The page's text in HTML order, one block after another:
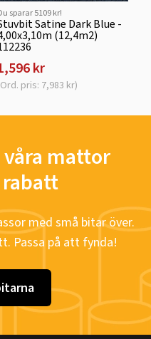
sparar 5109 kr!
Satine Dark Blue -
(12,4m2)
kr
pris: 7,983 kr)
mattor
med små bitar över.
Passa på att fynda!